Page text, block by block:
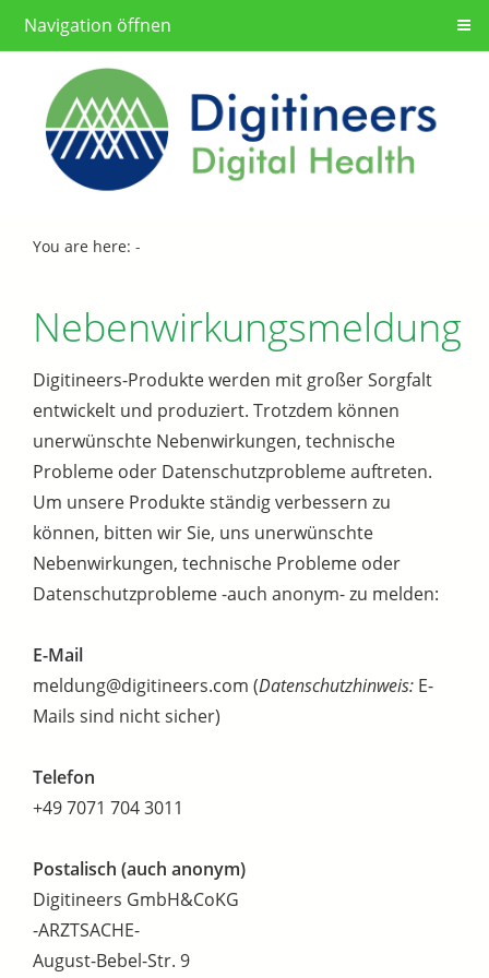
Navigation öffnen
You are here: -
Nebenwirkungsmeldung
Digitineers-Produkte werden mit großer Sorgfalt
entwickelt und produziert. Trotzdem können
unerwünschte Nebenwirkungen, technische
Probleme oder Datenschutzprobleme auftreten.
Um unsere Produkte ständig verbessern zu
können, bitten wir Sie, uns unerwünschte
Nebenwirkungen, technische Probleme oder
Datenschutzprobleme -auch anonym- zu melden:
E-Mail
meldung@digitineers.com (Datenschutzhinweis: E-
Mails sind nicht sicher)
Telefon
+49 7071 704 3011
Postalisch (auch anonym)
Digitineers GmbH&CoKG
-ARZTSACHE-
August-Bebel-Str. 9